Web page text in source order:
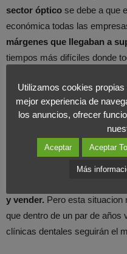
sector óptico se debe a que
económica todas las
márgenes que llegaban a
tiempos más difíciles donde
tenido que transformarse y
con semejantes márgenes
donde lo más importante
De ahí quemuchas
que lo han hecho, están
y vender. Pero esta situacion
que dentro de un par de
clínicas dentales seguirán el
Utilizamos cookies
mejor experiencia de
los anuncios, ofrecer
Aceptar Aceptar
Más